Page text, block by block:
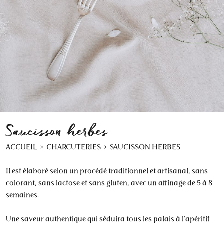
Saucisson herbes
ACCUEIL CHARCUTERIES SAUCISSON HERBES
Il est élaboré selon un procédé traditionnel et artisanal, sans
colorant, sans lactose et sans gluten, avec un affinage de 5 à 8
semaines.
Une saveur authentique qui séduira tous les palais à l’apéritif